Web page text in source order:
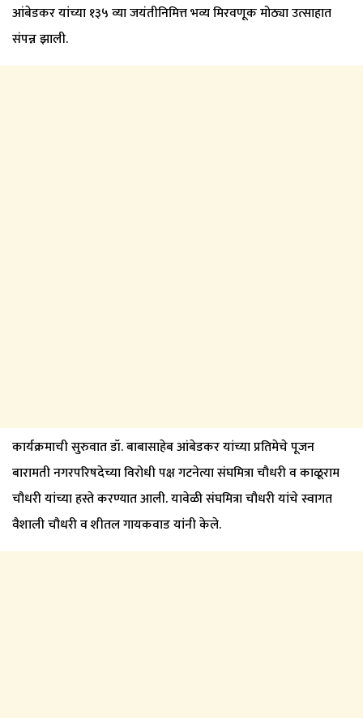
आंबेडकर यांच्या १३५ व्या जयंतीनिमित्त भव्य मिरवणूक मोठ्या उत्साहात
संपन्न झाली.
कार्यक्रमाची सुरुवात डॉ. बाबासाहेब आंबेडकर यांच्या प्रतिमेचे पूजन
बारामती नगरपरिषदेच्या विरोधी पक्ष गटनेत्या संघमित्रा चौधरी व काळूराम
चौधरी यांच्या हस्ते करण्यात आली. यावेळी संघमित्रा चौधरी यांचे स्वागत
वैशाली चौधरी व शीतल गायकवाड यांनी केले.